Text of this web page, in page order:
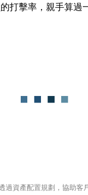
打擊率，親手算過
過資產配置規劃，協助客